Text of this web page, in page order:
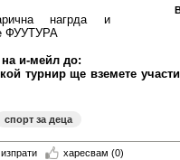
нагрда и
ФУУТУРА
и-мейл до:
турнир ще вземете
спорт за деца
изпрати харесвам (0)